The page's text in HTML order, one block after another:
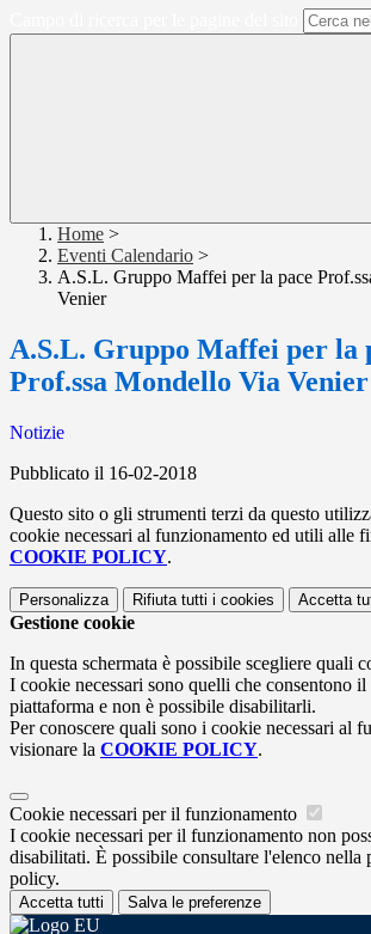
Home >
Eventi Calendario >
A.S.L. Gruppo Maffei per la pace
Venier
A.S.L. Gruppo Maffei per la
Prof.ssa Mondello Via Venier
Notizie
Pubblicato il 16-02-2018
Questo sito o gli strumenti terzi da questo
cookie necessari al funzionamento ed utili alle
COOKIE POLICY.
Personalizza Rifiuta tutti i cookies Accetta
Gestione cookie
In questa schermata è possibile scegliere quali
I cookie necessari sono quelli che consentono
piattaforma e non è possibile disabilitarli.
Per conoscere quali sono i cookie necessari al
visionare la COOKIE POLICY.
Cookie necessari per il funzionamento
I cookie necessari per il funzionamento non
disabilitati. È possibile consultare l'elenco nella
policy.
Accetta tutti Salva le preferenze